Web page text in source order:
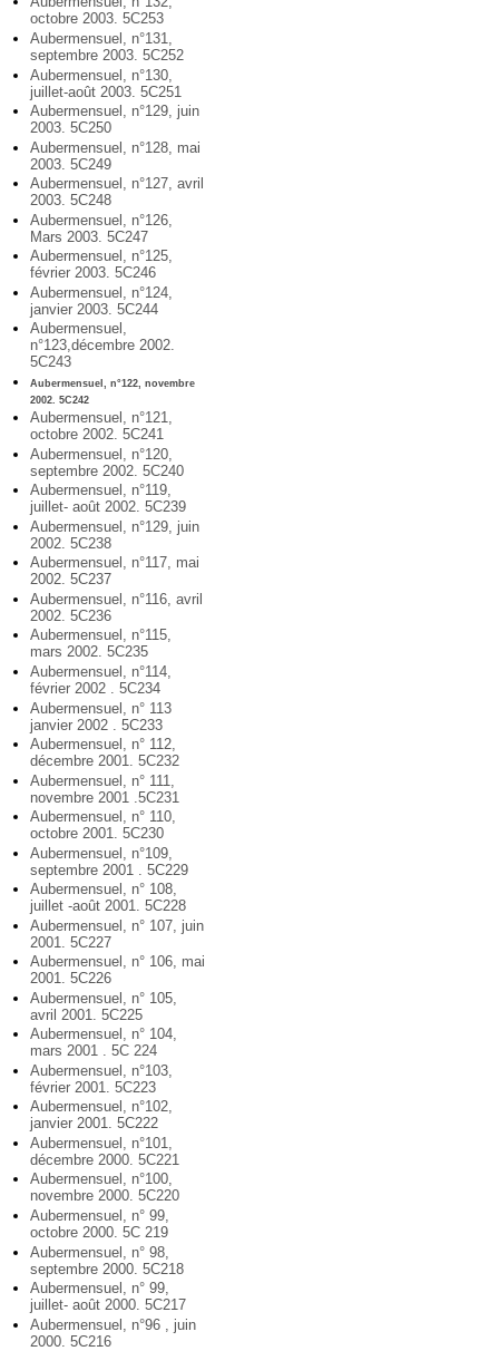
octobre 2003. 5C253
Aubermensuel, n°131,
septembre 2003. 5C252
Aubermensuel, n°130,
juillet-août 2003. 5C251
Aubermensuel, n°129, juin
2003. 5C250
Aubermensuel, n°128, mai
2003. 5C249
Aubermensuel, n°127, avril
2003. 5C248
Aubermensuel, n°126,
Mars 2003. 5C247
Aubermensuel, n°125,
février 2003. 5C246
Aubermensuel, n°124,
janvier 2003. 5C244
Aubermensuel,
n°123,décembre 2002.
5C243
Aubermensuel, n°122, novembre
2002. 5C242
Aubermensuel, n°121,
octobre 2002. 5C241
Aubermensuel, n°120,
septembre 2002. 5C240
Aubermensuel, n°119,
juillet- août 2002. 5C239
Aubermensuel, n°129, juin
2002. 5C238
Aubermensuel, n°117, mai
2002. 5C237
Aubermensuel, n°116, avril
2002. 5C236
Aubermensuel, n°115,
mars 2002. 5C235
Aubermensuel, n°114,
février 2002 . 5C234
Aubermensuel, n° 113
janvier 2002 . 5C233
Aubermensuel, n° 112,
décembre 2001. 5C232
Aubermensuel, n° 111,
novembre 2001 .5C231
Aubermensuel, n° 110,
octobre 2001. 5C230
Aubermensuel, n°109,
septembre 2001 . 5C229
Aubermensuel, n° 108,
juillet -août 2001. 5C228
Aubermensuel, n° 107, juin
2001. 5C227
Aubermensuel, n° 106, mai
2001. 5C226
Aubermensuel, n° 105,
avril 2001. 5C225
Aubermensuel, n° 104,
mars 2001 . 5C 224
Aubermensuel, n°103,
février 2001. 5C223
Aubermensuel, n°102,
janvier 2001. 5C222
Aubermensuel, n°101,
décembre 2000. 5C221
Aubermensuel, n°100,
novembre 2000. 5C220
Aubermensuel, n° 99,
octobre 2000. 5C 219
Aubermensuel, n° 98,
septembre 2000. 5C218
Aubermensuel, n° 99,
juillet- août 2000. 5C217
Aubermensuel, n°96 , juin
2000. 5C216